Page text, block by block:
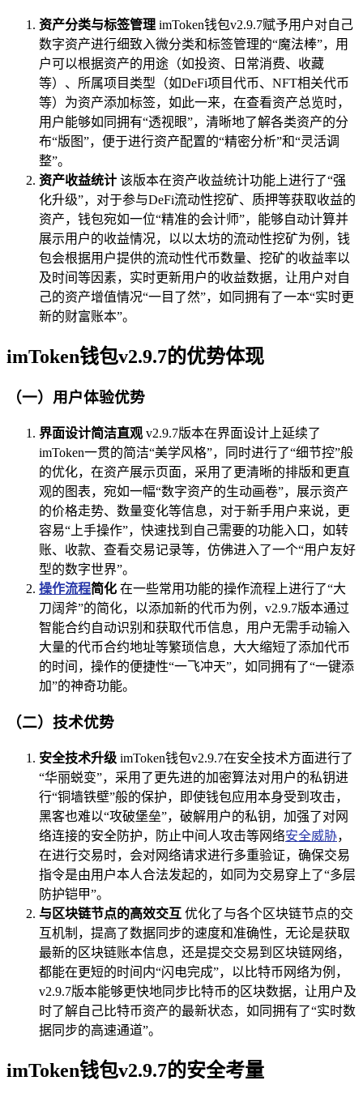
资产分类与标签管理 imToken钱包v2.9.7赋予用户对自己
数字资产进行细致入微分类和标签管理的“魔法棒”，用
户可以根据资产的用途（如投资、日常消费、收藏
等）、所属项目类型（如DeFi项目代币、NFT相关代币
等）为资产添加标签，如此一来，在查看资产总览时，
用户能够如同拥有“透视眼”，清晰地了解各类资产的分
布“版图”，便于进行资产配置的“精密分析”和“灵活调
整”。
资产收益统计 该版本在资产收益统计功能上进行了“强
化升级”，对于参与DeFi流动性挖矿、质押等获取收益的
资产，钱包宛如一位“精准的会计师”，能够自动计算并
展示用户的收益情况，以以太坊的流动性挖矿为例，钱
包会根据用户提供的流动性代币数量、挖矿的收益率以
及时间等因素，实时更新用户的收益数据，让用户对自
己的资产增值情况“一目了然”，如同拥有了一本“实时更
新的财富账本”。
imToken钱包v2.9.7的优势体现
（一）用户体验优势
界面设计简洁直观 v2.9.7版本在界面设计上延续了
imToken一贯的简洁“美学风格”，同时进行了“细节控”般
的优化，在资产展示页面，采用了更清晰的排版和更直
观的图表，宛如一幅“数字资产的生动画卷”，展示资产
的价格走势、数量变化等信息，对于新手用户来说，更
容易“上手操作”，快速找到自己需要的功能入口，如转
账、收款、查看交易记录等，仿佛进入了一个“用户友好
型的数字世界”。
操作流程简化 在一些常用功能的操作流程上进行了“大
刀阔斧”的简化，以添加新的代币为例，v2.9.7版本通过
智能合约自动识别和获取代币信息，用户无需手动输入
大量的代币合约地址等繁琐信息，大大缩短了添加代币
的时间，操作的便捷性“一飞冲天”，如同拥有了“一键添
加”的神奇功能。
（二）技术优势
安全技术升级 imToken钱包v2.9.7在安全技术方面进行了
“华丽蜕变”，采用了更先进的加密算法对用户的私钥进
行“铜墙铁壁”般的保护，即使钱包应用本身受到攻击，
黑客也难以“攻破堡垒”，破解用户的私钥，加强了对网
络连接的安全防护，防止中间人攻击等网络安全威胁，
在进行交易时，会对网络请求进行多重验证，确保交易
指令是由用户本人合法发起的，如同为交易穿上了“多层
防护铠甲”。
与区块链节点的高效交互 优化了与各个区块链节点的交
互机制，提高了数据同步的速度和准确性，无论是获取
最新的区块链账本信息，还是提交交易到区块链网络，
都能在更短的时间内“闪电完成”，以比特币网络为例，
v2.9.7版本能够更快地同步比特币的区块数据，让用户及
时了解自己比特币资产的最新状态，如同拥有了“实时数
据同步的高速通道”。
imToken钱包v2.9.7的安全考量